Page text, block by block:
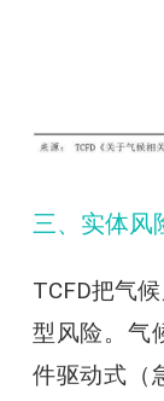
三、实体风
TCFD把气
型风险。气
件驱动式（